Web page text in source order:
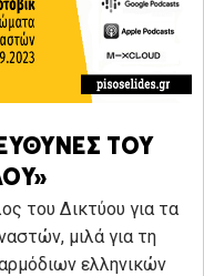
ΤΟΥ
του Δικτύου για τα
μιλά για τη
ελληνικών